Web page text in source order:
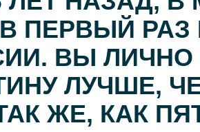
ПЕРВЫЙ РАЗ
ВЫ ЛИЧНО
ЛУЧШЕ,
ЖЕ, КАК